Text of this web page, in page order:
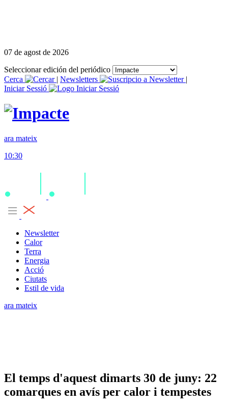
07 de agost de 2026
Seleccionar edición del periódico
Cerca
| Newsletters
|
Iniciar Sessió
ara mateix
10:30
Newsletter
Calor
Terra
Energia
Acció
Ciutats
Estil de vida
ara mateix
El temps d'aquest dimarts 30 de juny: 22
comarques en avís per calor i tempestes